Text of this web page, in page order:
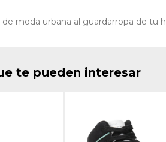
de moda urbana al guardarropa de tu
te pueden interesar